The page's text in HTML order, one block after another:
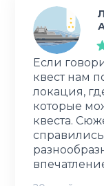
Если
квест нам
локация,
которые
квеста.
справились